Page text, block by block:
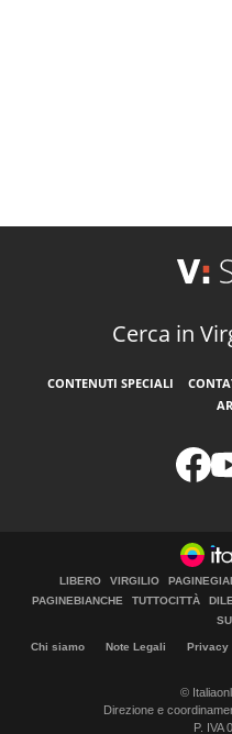
Cerca in
CONTENUTI SPECIALI
LIBERO VIRGILIO
PAGINEBIANCHE
TUTTOCITTÀ
Chi siamo Note Legali Privacy
©
Direzione e
P. IVA